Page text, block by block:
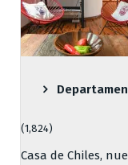
(1,824)
Casa de Chiles,